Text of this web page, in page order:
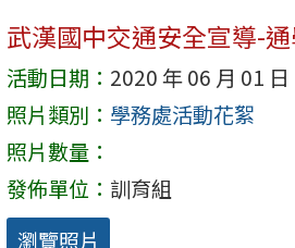
武漢國中交通安全宣導-
活動日期： 2020 年 06 月 01 日
照片類別： 學務處活動花絮
照片數量：
發佈單位： 訓育組
瀏覽照片